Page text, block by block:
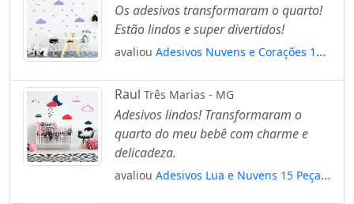
Os adesivos transformaram o quarto!
Estão lindos e super divertidos!
avaliou Adesivos Nuvens e Corações 164
Infantil Mod:379
Raul Três Marias - MG
Adesivos lindos! Transformaram o
quarto do meu bebê com charme e
delicadeza.
avaliou Adesivos Lua e Nuvens 15 Peças